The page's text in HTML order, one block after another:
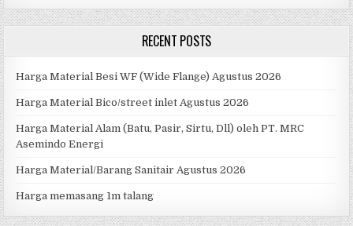
RECENT POSTS
Harga Material Besi WF (Wide Flange) Agustus 2026
Harga Material Bico/street inlet Agustus 2026
Harga Material Alam (Batu, Pasir, Sirtu, Dll) oleh PT. MRC
Asemindo Energi
Harga Material/Barang Sanitair Agustus 2026
Harga memasang 1m talang